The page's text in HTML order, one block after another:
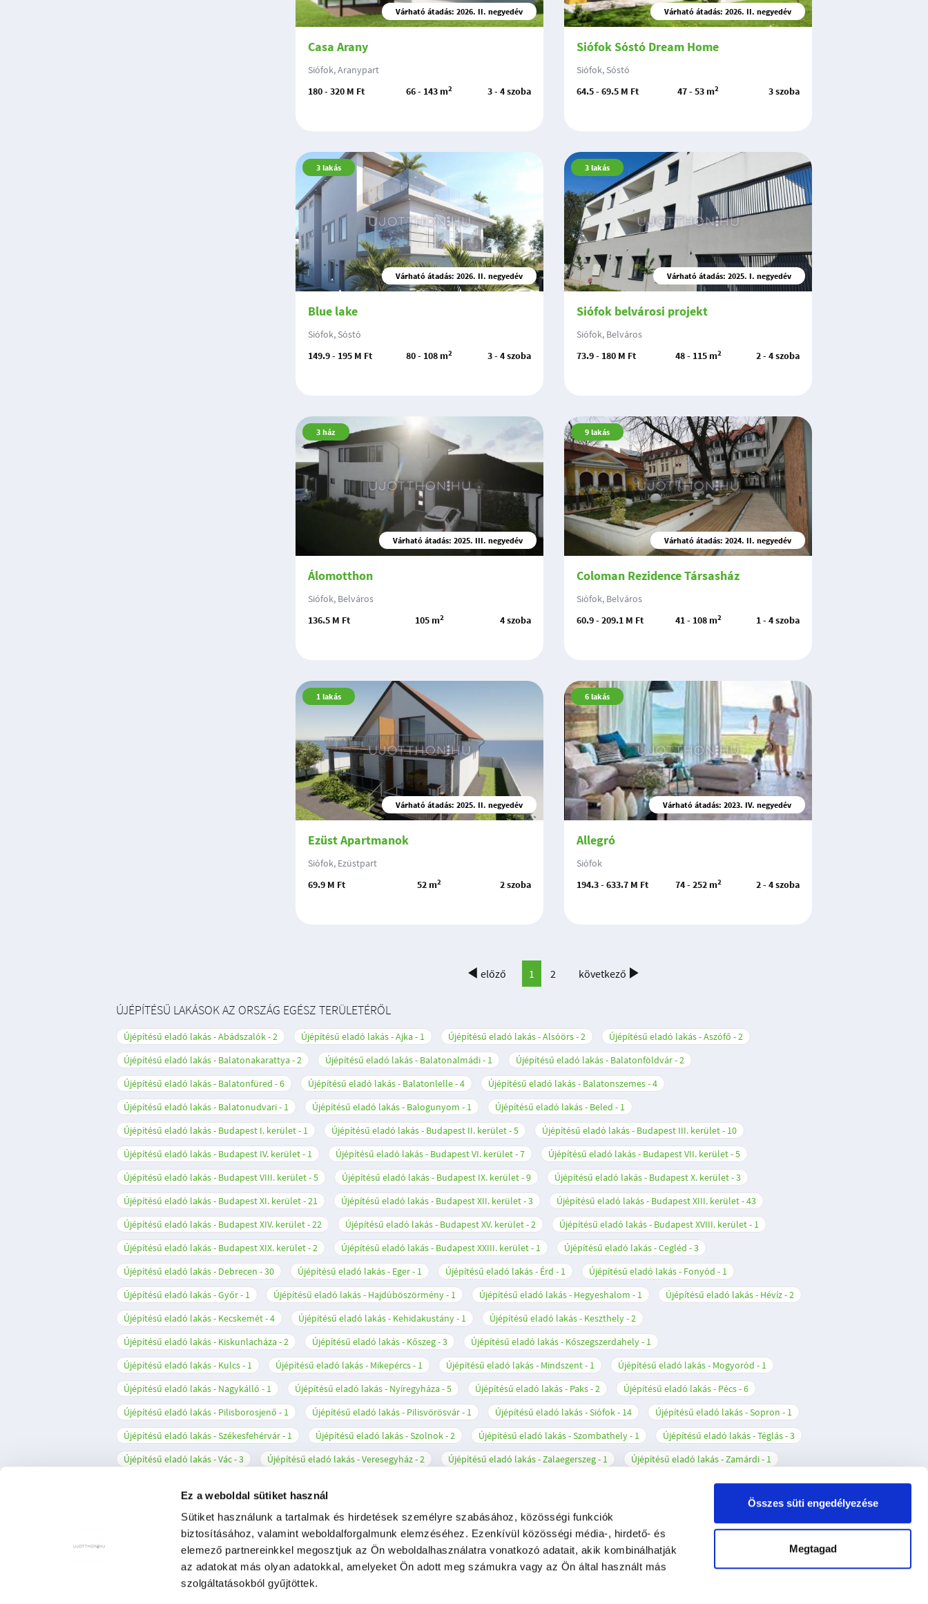
Ez a weboldal sütiket használ
Sütiket használunk a tartalmak és hirdetések személyre szabásához, közösségi funkciók
biztosításához, valamint weboldalforgalmunk elemzéséhez. Ezenkívül közösségi média-, hirdető- és
elemező partnereinkkel megosztjuk az Ön weboldalhasználatra vonatkozó adatait, akik kombinálhatják
az adatokat más olyan adatokkal, amelyeket Ön adott meg számukra vagy az Ön által használt más
szolgáltatásokból gyűjtöttek.
Összes süti engedélyezése
Megtagad
Várható átadás: 2026. II. negyedév
Casa Arany
Siófok, Aranypart
180 - 320 M Ft
66 - 143 m2 3 - 4 szoba
Várható átadás: 2026. II. negyedév
Siófok Sóstó Dream Home
Siófok, Sóstó
64.5 - 69.5 M Ft
47 - 53 m2 3 szoba
3lakás
Várható átadás: 2026. II. negyedév
Blue lake
Siófok, Sóstó
149.9 - 195 M Ft
80 - 108 m2 3 - 4 szoba
3lakás
Várható átadás: 2025. I. negyedév
Siófok belvárosi projekt
Siófok, Belváros
73.9 - 180 M Ft
48 - 115 m2 2 - 4 szoba
3ház
Várható átadás: 2025. III. negyedév
Álomotthon
Siófok, Belváros
136.5 M Ft
105 m2 4 szoba
9lakás
Várható átadás: 2024. II. negyedév
Coloman Rezidence Társasház
Siófok, Belváros
60.9 - 209.1 M Ft
41 - 108 m2 1 - 4 szoba
1lakás
Várható átadás: 2025. II. negyedév
Ezüst Apartmanok
Siófok, Ezüstpart
69.9 M Ft
52 m2 2 szoba
6lakás
Várható átadás: 2023. IV. negyedév
Allegró
Siófok
194.3 - 633.7 M Ft
74 - 252 m2 2 - 4 szoba
előző 1 2 következő
ÚJÉPÍTÉSŰ LAKÁSOK AZ ORSZÁG EGÉSZ TERÜLETÉRŐL
Újépítésű eladó lakás - Abádszalók 2 Újépítésű eladó lakás - Ajka 1 Újépítésű eladó lakás - Alsóörs 2 Újépítésű eladó lakás - Aszófő
2
Újépítésű eladó lakás - Balatonakarattya 2 Újépítésű eladó lakás - Balatonalmádi 1 Újépítésű eladó lakás - Balatonföldvár 2
Újépítésű eladó lakás - Balatonfüred
6 Újépítésű eladó lakás - Balatonlelle 4 Újépítésű eladó lakás - Balatonszemes 4
Újépítésű eladó lakás - Balatonudvari
1 Újépítésű eladó lakás - Balogunyom 1 Újépítésű eladó lakás - Beled
1
Újépítésű eladó lakás - Budapest I. kerület
1 Újépítésű eladó lakás - Budapest II. kerület 5 Újépítésű eladó lakás - Budapest III. kerület
10
Újépítésű eladó lakás - Budapest IV. kerület
1 Újépítésű eladó lakás - Budapest VI. kerület 7 Újépítésű eladó lakás - Budapest VII. kerület 5
Újépítésű eladó lakás - Budapest VIII. kerület 5 Újépítésű eladó lakás - Budapest IX. kerület 9 Újépítésű eladó lakás - Budapest X. kerület 3
Újépítésű eladó lakás - Budapest XI. kerület 21 Újépítésű eladó lakás - Budapest XII. kerület 3 Újépítésű eladó lakás - Budapest XIII. kerület 43
Újépítésű eladó lakás - Budapest XIV. kerület 22 Újépítésű eladó lakás - Budapest XV. kerület 2 Újépítésű eladó lakás - Budapest XVIII. kerület
1
Újépítésű eladó lakás - Budapest XIX. kerület 2 Újépítésű eladó lakás - Budapest XXIII. kerület 1 Újépítésű eladó lakás - Cegléd
3
Újépítésű eladó lakás - Debrecen
30 Újépítésű eladó lakás - Eger 1 Újépítésű eladó lakás - Érd 1 Újépítésű eladó lakás - Fonyód
1
Újépítésű eladó lakás - Győr
1 Újépítésű eladó lakás - Hajdúböszörmény 1 Újépítésű eladó lakás - Hegyeshalom 1 Újépítésű eladó lakás - Hévíz 2
Újépítésű eladó lakás - Kecskemét 4 Újépítésű eladó lakás - Kehidakustány 1 Újépítésű eladó lakás - Keszthely 2
Újépítésű eladó lakás - Kiskunlacháza 2 Újépítésű eladó lakás - Kőszeg 3 Újépítésű eladó lakás - Kőszegszerdahely
1
Újépítésű eladó lakás - Kulcs
1 Újépítésű eladó lakás - Mikepércs 1 Újépítésű eladó lakás - Mindszent 1 Újépítésű eladó lakás - Mogyoród
1
Újépítésű eladó lakás - Nagykálló
1 Újépítésű eladó lakás - Nyíregyháza 5 Újépítésű eladó lakás - Paks 2 Újépítésű eladó lakás - Pécs 6
Újépítésű eladó lakás - Pilisborosjenő
1 Újépítésű eladó lakás - Pilisvörösvár 1 Újépítésű eladó lakás - Siófok 14 Újépítésű eladó lakás - Sopron
1
Újépítésű eladó lakás - Székesfehérvár
1 Újépítésű eladó lakás - Szolnok 2 Újépítésű eladó lakás - Szombathely 1 Újépítésű eladó lakás - Téglás 3
Újépítésű eladó lakás - Vác 3 Újépítésű eladó lakás - Veresegyház 2 Újépítésű eladó lakás - Zalaegerszeg 1 Újépítésű eladó lakás - Zamárdi 1
Adatkezelési tájékoztató Etikai kódex Compliance Politika Etikai bejelentési rendszer tájékoztató
Impresszum